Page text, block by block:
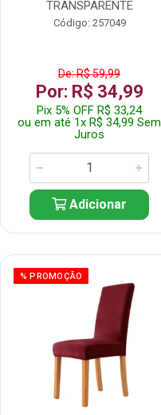
TRANSPARENTE
Código: 257049
De: R$ 59,99
Por: R$ 34,99
Pix 5% OFF R$ 33,24
ou em até 1x R$ 34,99 Sem
Juros
Adicionar
% PROMOÇÃO